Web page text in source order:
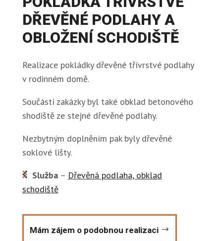
DŘEVĚNÉ PODLAHY A
OBLOŽENÍ SCHODIŠTĚ
Realizace pokládky dřevěné třívrstvé podlahy
v rodinném domě.
Součástí zakázky byl také obklad betonového
shodiště ze stejné dřevěné podlahy.
Nezbytným doplněním pak byly dřevěné
soklové lišty.
Služba– Dřevěná podlaha, obklad
schodiště
Mám zájem o podobnou realizaci